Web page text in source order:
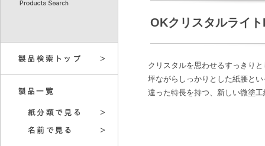
OKクリスタルライト
クリスタルを思わせるすっきり
坪ながらしっかりとした紙腰と
違った特長を持つ、新しい微塗工